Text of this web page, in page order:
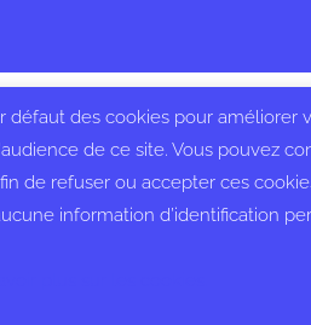
défaut des cookies pour améliorer
de ce site. Vous pouvez
de refuser ou accepter ces
information d’identification